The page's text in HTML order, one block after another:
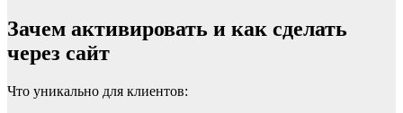
Зачем активировать и как сделать
через сайт
Что уникально для клиентов: